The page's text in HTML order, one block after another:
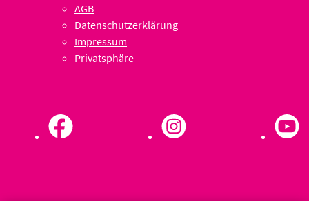
AGB
Datenschutzerklärung
Impressum
Privatsphäre